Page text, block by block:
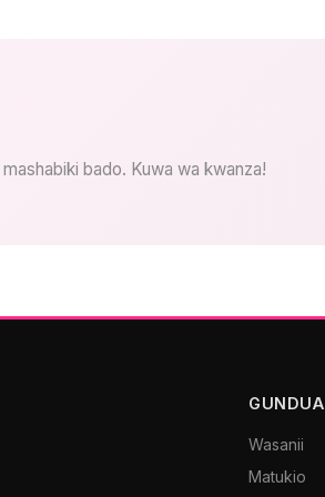
bado. Kuwa wa kwanza!
GUNDUA
Wasanii
Matukio